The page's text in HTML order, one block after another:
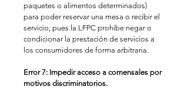
paquetes o alimentos determinados)
para poder reservar una mesa o recibir el
servicio, pues la LFPC prohíbe negar o
condicionar la prestación de servicios a
los consumidores de forma arbitraria.
Error 7: Impedir acceso a comensales por
motivos discriminatorios.